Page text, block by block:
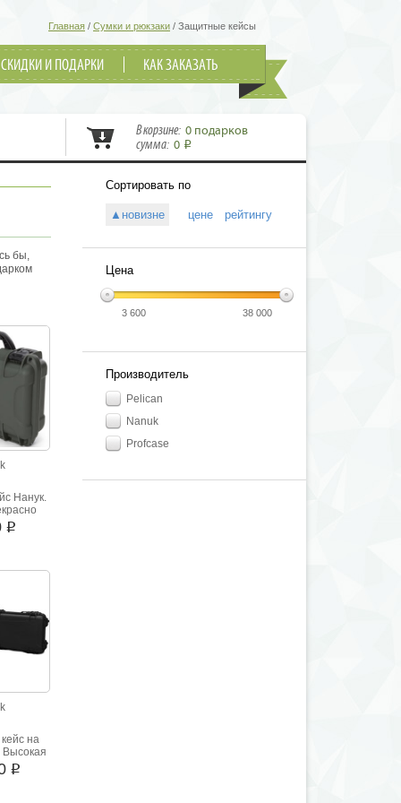
Главная / Сумки и рюкзаки / Защитные кейсы
СКИДКИ И ПОДАРКИ КАК ЗАКАЗАТЬ
В корзине: 0 подарков
сумма: 0 i
бы,
еще
для
У
Нанук.
i
на
Высокая
i
Сортировать по
▲новизне цене рейтингу
Цена
3 600 38 000
Производитель
Pelican
Nanuk
Profcase